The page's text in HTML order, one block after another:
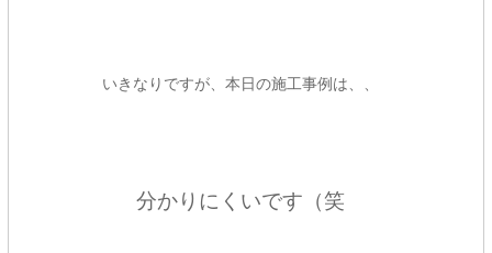
いきなりですが、本日の施工事例は、、
分かりにくいです（笑